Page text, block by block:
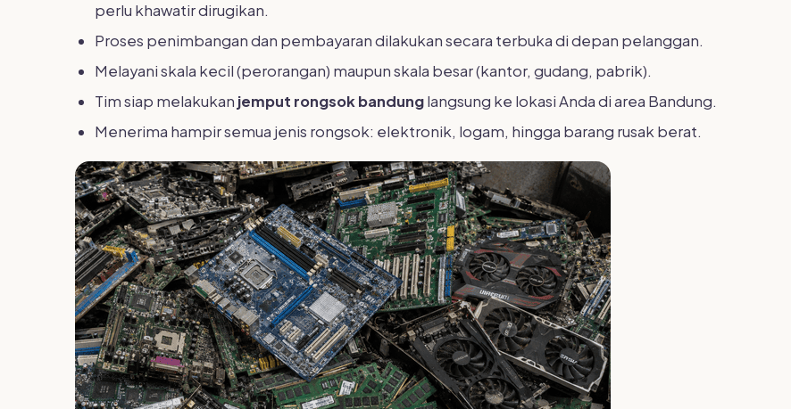
perlu khawatir dirugikan.
Proses penimbangan dan pembayaran dilakukan secara terbuka di depan pelanggan.
Melayani skala kecil (perorangan) maupun skala besar (kantor, gudang, pabrik).
Tim siap melakukan jemput rongsok bandunglangsung ke lokasi Anda di area Bandung.
Menerima hampir semua jenis rongsok: elektronik, logam, hingga barang rusak berat.